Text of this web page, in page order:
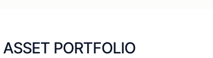
PORTFOLIO